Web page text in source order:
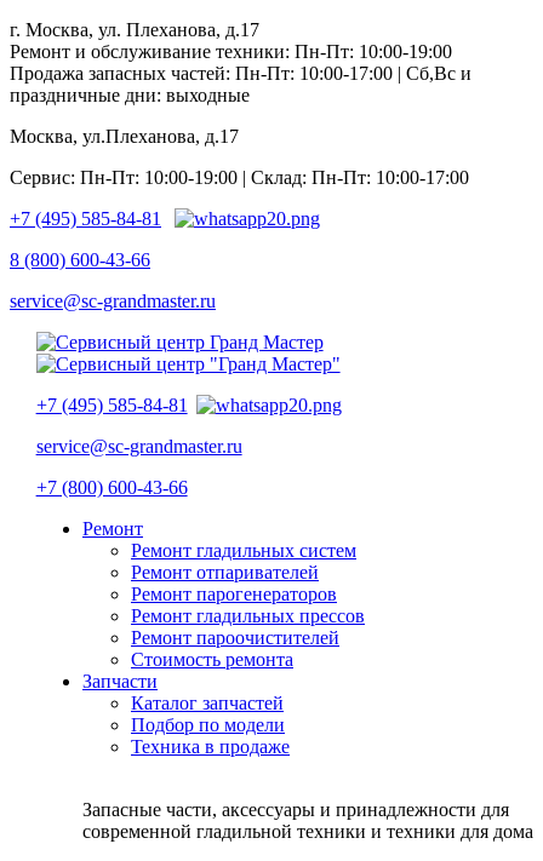
г. Москва, ул. Плеханова, д.17
Ремонт и обслуживание техники: Пн-Пт: 10:00-19:00
Продажа запасных частей: Пн-Пт: 10:00-17:00 | Сб,Вс и
праздничные дни: выходные
Москва, ул.Плеханова, д.17
Сервис: Пн-Пт: 10:00-19:00 | Склад: Пн-Пт: 10:00-17:00
+7 (495) 585-84-81
8 (800) 600-43-66
service@sc-grandmaster.ru
+7 (495) 585-84-81
service@sc-grandmaster.ru
+7 (800) 600-43-66
Ремонт
Ремонт гладильных систем
Ремонт отпаривателей
Ремонт парогенераторов
Ремонт гладильных прессов
Ремонт пароочистителей
Стоимость ремонта
Запчасти
Каталог запчастей
Подбор по модели
Техника в продаже
Запасные части, аксессуары и принадлежности для
современной гладильной техники и техники для дома